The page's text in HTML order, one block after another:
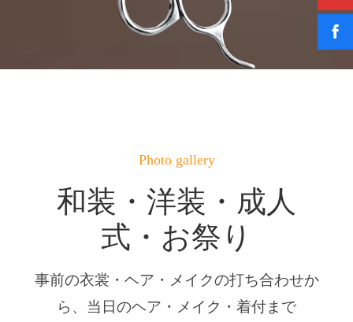
Photo gallery
和装・洋装・成人
式・お祭り
事前の衣裳・ヘア・メイクの打ち合わせか
ら、当日のヘア・メイク・着付まで
生涯最良の日に、最高の美しさを。小